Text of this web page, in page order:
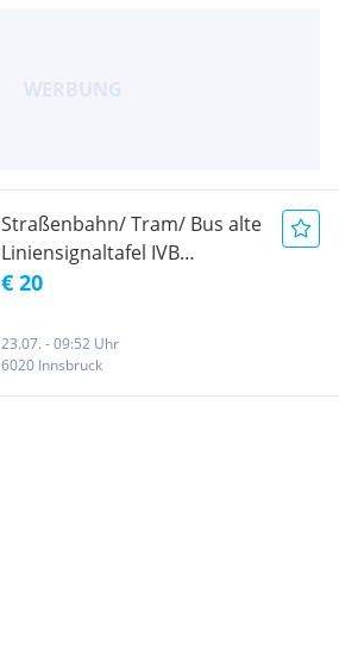
Straßenbahn/ Tram/ Bus alte
Liniensignaltafel IVB
Innsbruck
€ 20
23.07. - 09:52 Uhr
6020 Innsbruck